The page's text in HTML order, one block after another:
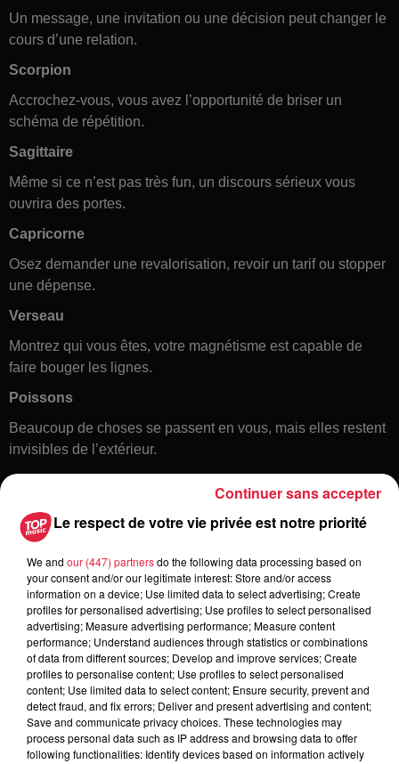
Un message, une invitation ou une décision peut changer le
cours d’une relation.
Scorpion
Accrochez-vous, vous avez l’opportunité de briser un
schéma de répétition.
Sagittaire
Même si ce n’est pas très fun, un discours sérieux vous
ouvrira des portes.
Capricorne
Osez demander une revalorisation, revoir un tarif ou stopper
une dépense.
Verseau
Montrez qui vous êtes, votre magnétisme est capable de
faire bouger les lignes.
Poissons
Beaucoup de choses se passent en vous, mais elles restent
invisibles de l’extérieur.
Toute l'actu
6 août 2026
À Hoerdt, de l’eau brune sort des
robinets
Le respect de votre vie privée est notre priorité
We and our (447) partnersdo the following data processing based on
your consent and/or our legitimate interest: Store and/or access
information on a device; Use limited data to select advertising; Create
profiles for personalised advertising; Use profiles to select personalised
advertising; Measure advertising performance; Measure content
performance; Understand audiences through statistics or combinations
of data from different sources; Develop and improve services; Create
profiles to personalise content; Use profiles to select personalised
content; Use limited data to select content; Ensure security, prevent and
detect fraud, and fix errors; Deliver and present advertising and content;
Save and communicate privacy choices. These technologies may
process personal data such as IP address and browsing data to offer
following functionalities: Identify devices based on information actively
Continuer sans accepter